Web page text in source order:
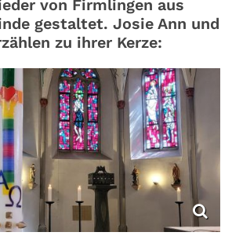
von Firmlingen aus
gestaltet. Josie Ann und
zu ihrer Kerze: